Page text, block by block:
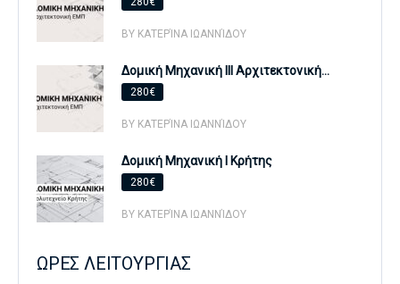
BY ΚΑΤΕΡΊΝΑ ΙΩΑΝΝΊΔΟΥ
Δομική Μηχανική ΙΙΙ Αρχιτεκτονική...
280€
BY ΚΑΤΕΡΊΝΑ ΙΩΑΝΝΊΔΟΥ
Δομική Μηχανική Ι Κρήτης
280€
BY ΚΑΤΕΡΊΝΑ ΙΩΑΝΝΊΔΟΥ
ΩΡΕΣ ΛΕΙΤΟΥΡΓΙΑΣ